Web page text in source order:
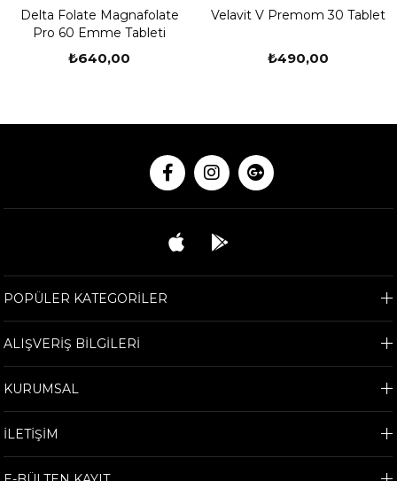
Delta Folate Magnafolate
Pro 60 Emme Tableti
₺640,00
Velavit V Premom 30 Tablet
₺490,00
POPÜLER KATEGORİLER
ALIŞVERİŞ BİLGİLERİ
KURUMSAL
İLETİŞİM